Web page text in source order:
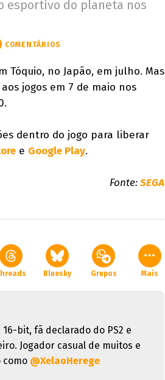
esportivo do planeta nos
COMENTÁRIOS
Tóquio, no Japão, em julho. Mas
jogos em 7 de maio nos
dentro do jogo para liberar
e Google Play.
Fonte:SEGA
Bluesky Grupos Mais
bit, fã declarado do PS2 e
Jogador casual de muitos e
como @XelaoHerege